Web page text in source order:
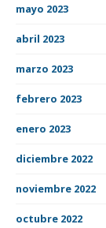
mayo 2023
abril 2023
marzo 2023
febrero 2023
enero 2023
diciembre 2022
noviembre 2022
octubre 2022